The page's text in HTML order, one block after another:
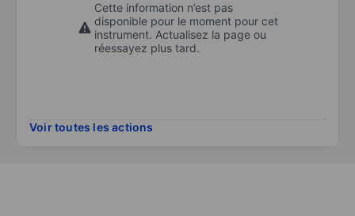
Cette information n’est pas
disponible pour le moment pour cet
instrument. Actualisez la page ou
réessayez plus tard.
Voir toutes les actions